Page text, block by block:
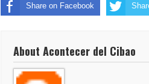
Share on Facebook
About Acontecer del Cibao